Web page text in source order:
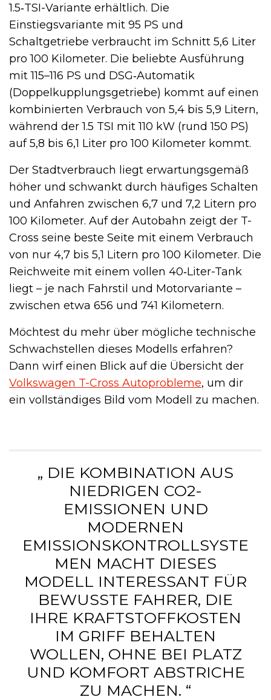
1.5‑TSI-Variante erhältlich. Die
Einstiegsvariante mit 95 PS und
Schaltgetriebe verbraucht im Schnitt 5,6 Liter
pro 100 Kilometer. Die beliebte Ausführung
mit 115–116 PS und DSG‑Automatik
(Doppelkupplungsgetriebe) kommt auf einen
kombinierten Verbrauch von 5,4 bis 5,9 Litern,
während der 1.5 TSI mit 110 kW (rund 150 PS)
auf 5,8 bis 6,1 Liter pro 100 Kilometer kommt.
Der Stadtverbrauch liegt erwartungsgemäß
höher und schwankt durch häufiges Schalten
und Anfahren zwischen 6,7 und 7,2 Litern pro
100 Kilometer. Auf der Autobahn zeigt der T-
Cross seine beste Seite mit einem Verbrauch
von nur 4,7 bis 5,1 Litern pro 100 Kilometer. Die
Reichweite mit einem vollen 40‑Liter-Tank
liegt – je nach Fahrstil und Motorvariante –
zwischen etwa 656 und 741 Kilometern.
Möchtest du mehr über mögliche technische
Schwachstellen dieses Modells erfahren?
Dann wirf einen Blick auf die Übersicht der
Volkswagen T-Cross Autoprobleme, um dir
ein vollständiges Bild vom Modell zu machen.
„ DIE KOMBINATION AUS
NIEDRIGEN CO2-
EMISSIONEN UND
MODERNEN
EMISSIONSKONTROLLSYSTE
MEN MACHT DIESES
MODELL INTERESSANT FÜR
BEWUSSTE FAHRER, DIE
IHRE KRAFTSTOFFKOSTEN
IM GRIFF BEHALTEN
WOLLEN, OHNE BEI PLATZ
UND KOMFORT ABSTRICHE
ZU MACHEN. “